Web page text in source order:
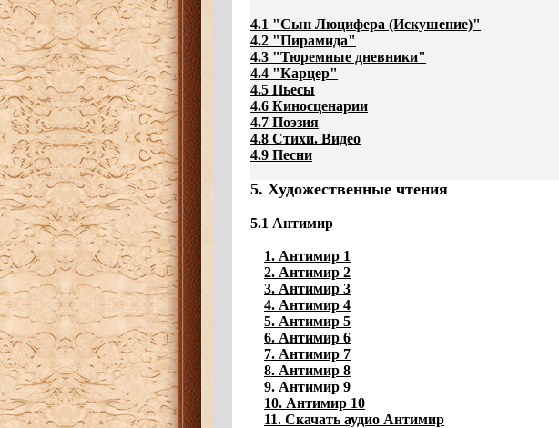
4.1 "Сын Люцифера (Искушение)"
4.2 "Пирамида"
4.3 "Тюремные дневники"
4.4 "Карцер"
4.5 Пьесы
4.6 Киносценарии
4.7 Поэзия
4.8 Стихи. Видео
4.9 Песни
5. Художественные чтения
5.1 Антимир
1. Антимир 1
2. Антимир 2
3. Антимир 3
4. Антимир 4
5. Антимир 5
6. Антимир 6
7. Антимир 7
8. Антимир 8
9. Антимир 9
10. Антимир 10
11. Скачать аудио Антимир